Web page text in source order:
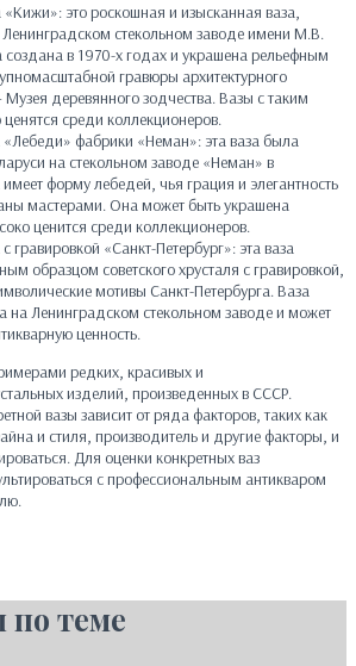
«Кижи»: это роскошная и изысканная ваза,
Ленинградском стекольном заводе имени М.В.
в 1970-х годах и украшена рельефным
гравюры архитектурного
деревянного зодчества. Вазы с таким
среди коллекционеров.
«Лебеди» фабрики «Неман»: эта ваза была
на стекольном заводе «Неман» в
форму лебедей, чья грация и элегантность
мастерами. Она может быть украшена
ценится среди коллекционеров.
гравировкой «Санкт-Петербург»: эта ваза
образцом советского хрусталя с гравировкой,
мотивы Санкт-Петербурга. Ваза
на Ленинградском стекольном заводе и может
ценность.
редких, красивых и
изделий, произведенных в СССР.
вазы зависит от ряда факторов, таких как
и стиля, производитель и другие факторы, и
Для оценки конкретных ваз
с профессиональным антикваром
теме